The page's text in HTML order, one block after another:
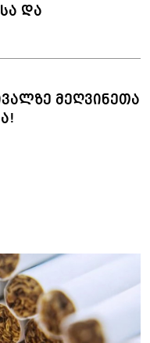
და
მეღვინეთა